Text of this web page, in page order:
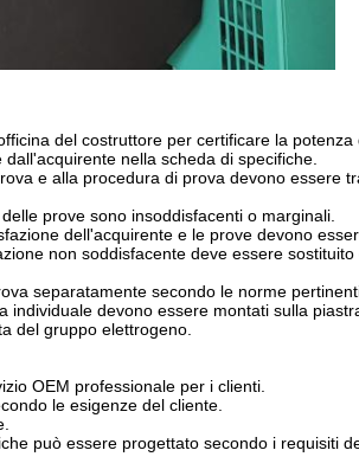
del costruttore per certificare la
nella scheda di specifiche.
e alla procedura di prova devono essere
prove sono insoddisfacenti o marginali.
dell'acquirente e le prove devono
non soddisfacente deve essere
separatamente secondo le norme
devono essere montati sulla
del gruppo elettrogeno.
OEM professionale per i clienti.
le esigenze del cliente.
può essere progettato secondo i requisiti